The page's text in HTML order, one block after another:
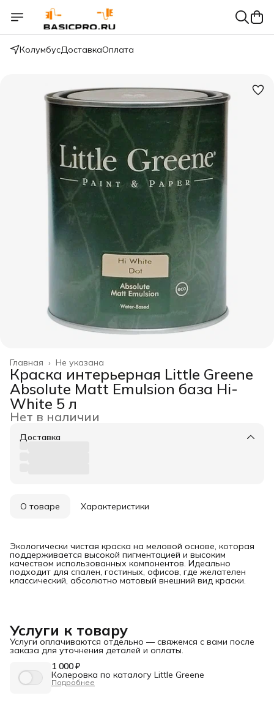
КолумбусДоставкаОплата
Не указана
Главная ›
Краска интерьерная Little Greene
Absolute Matt Emulsion база Hi-
White 5 л
Нет в наличии
Доставка
О товаре Характеристики
Экологически чистая краска на меловой основе, которая
поддерживается высокой пигментацией и высоким
качеством использованных компонентов. Идеально
подходит для спален, гостиных, офисов, где желателен
классический, абсолютно матовый внешний вид краски.
Услуги к товару
Услуги оплачиваются отдельно — свяжемся с вами после
заказа для уточнения деталей и оплаты.
1 000 ₽
Колеровка по каталогу Little Greene
Подробнее